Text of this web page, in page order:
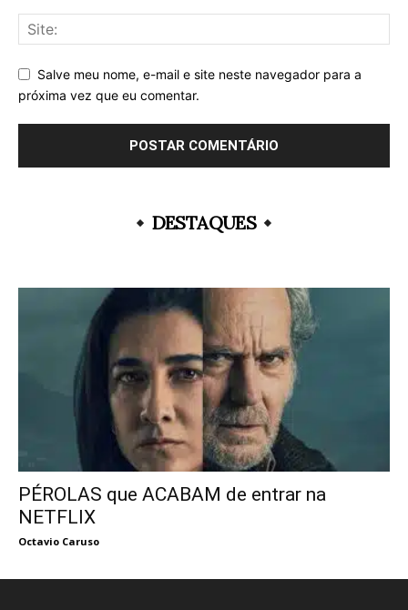
Salve meu nome, e-mail e site neste navegador para a
próxima vez que eu comentar.
DESTAQUES
PÉROLAS que ACABAM de entrar na
NETFLIX
Octavio Caruso